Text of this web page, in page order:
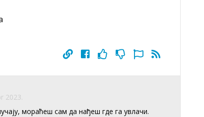
2023.
мораћеш сам да нађеш где га увлачи.